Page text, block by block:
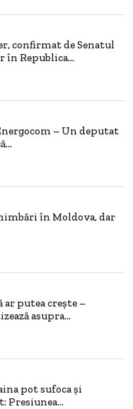
confirmat de Senatul
în Republica...
– Un deputat
în Moldova, dar
putea crește –
asupra...
pot sufoca și
Presiunea...